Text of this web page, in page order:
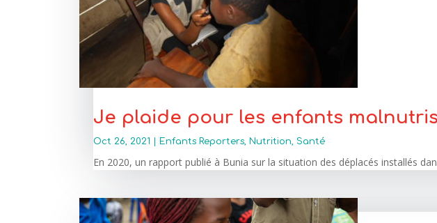
Je plaide pour les enfants
Oct 26, 2021 Enfants Reporters, Nutrition, Santé
En 2020, un rapport publié à Bunia sur la situation des déplacés installés